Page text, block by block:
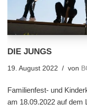
DIE JUNGS
19. August 2022 von
Familienfest- und
am 18.09.2022 auf